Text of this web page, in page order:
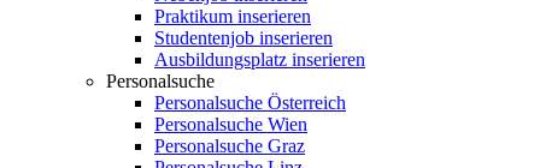
Praktikum inserieren
Studentenjob inserieren
Ausbildungsplatz inserieren
Personalsuche
Personalsuche Österreich
Personalsuche Wien
Personalsuche Graz